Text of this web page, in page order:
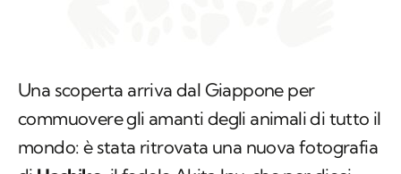
di Hachiko, il fedele Akita Inuche per dieci
anni aspettò il ritorno del suo umano alla
stazione diShibuya, a Tokyo, anche dopo la